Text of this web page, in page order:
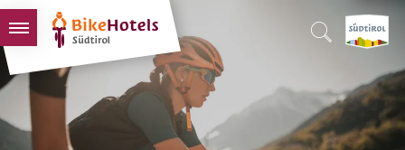
BIKEHOTELS
HOTELS & PACCHETTI